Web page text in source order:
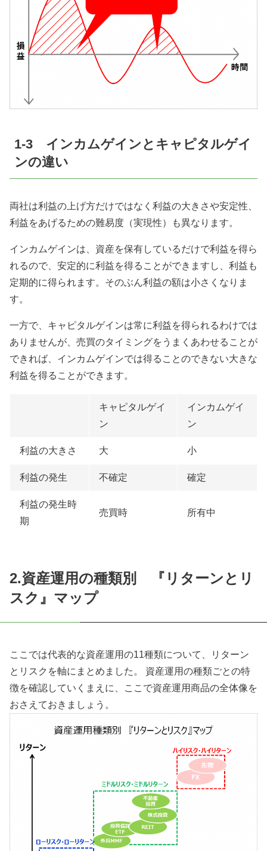
1-3 インカムゲインとキャピタルゲイ
ンの違い
両社は利益の上げ方だけではなく利益の大きさや安定性、
利益をあげるための難易度（実現性）も異なります。
インカムゲインは、資産を保有しているだけで利益を得ら
れるので、安定的に利益を得ることができますし、利益も
定期的に得られます。そのぶん利益の額は小さくなりま
す。
一方で、キャピタルゲインは常に利益を得られるわけでは
ありませんが、売買のタイミングをうまくあわせることが
できれば、インカムゲインでは得ることのできない大きな
利益を得ることができます。
キャピタルゲイ
ン
インカムゲイ
ン
利益の大きさ 大 小
利益の発生 不確定 確定
利益の発生時
期
売買時 所有中
2.資産運用の種類別 『リターンとリ
スク』マップ
ここでは代表的な資産運用の11種類について、リターン
とリスクを軸にまとめました。 資産運用の種類ごとの特
徴を確認していくまえに、ここで資産運用商品の全体像を
おさえておきましょう。